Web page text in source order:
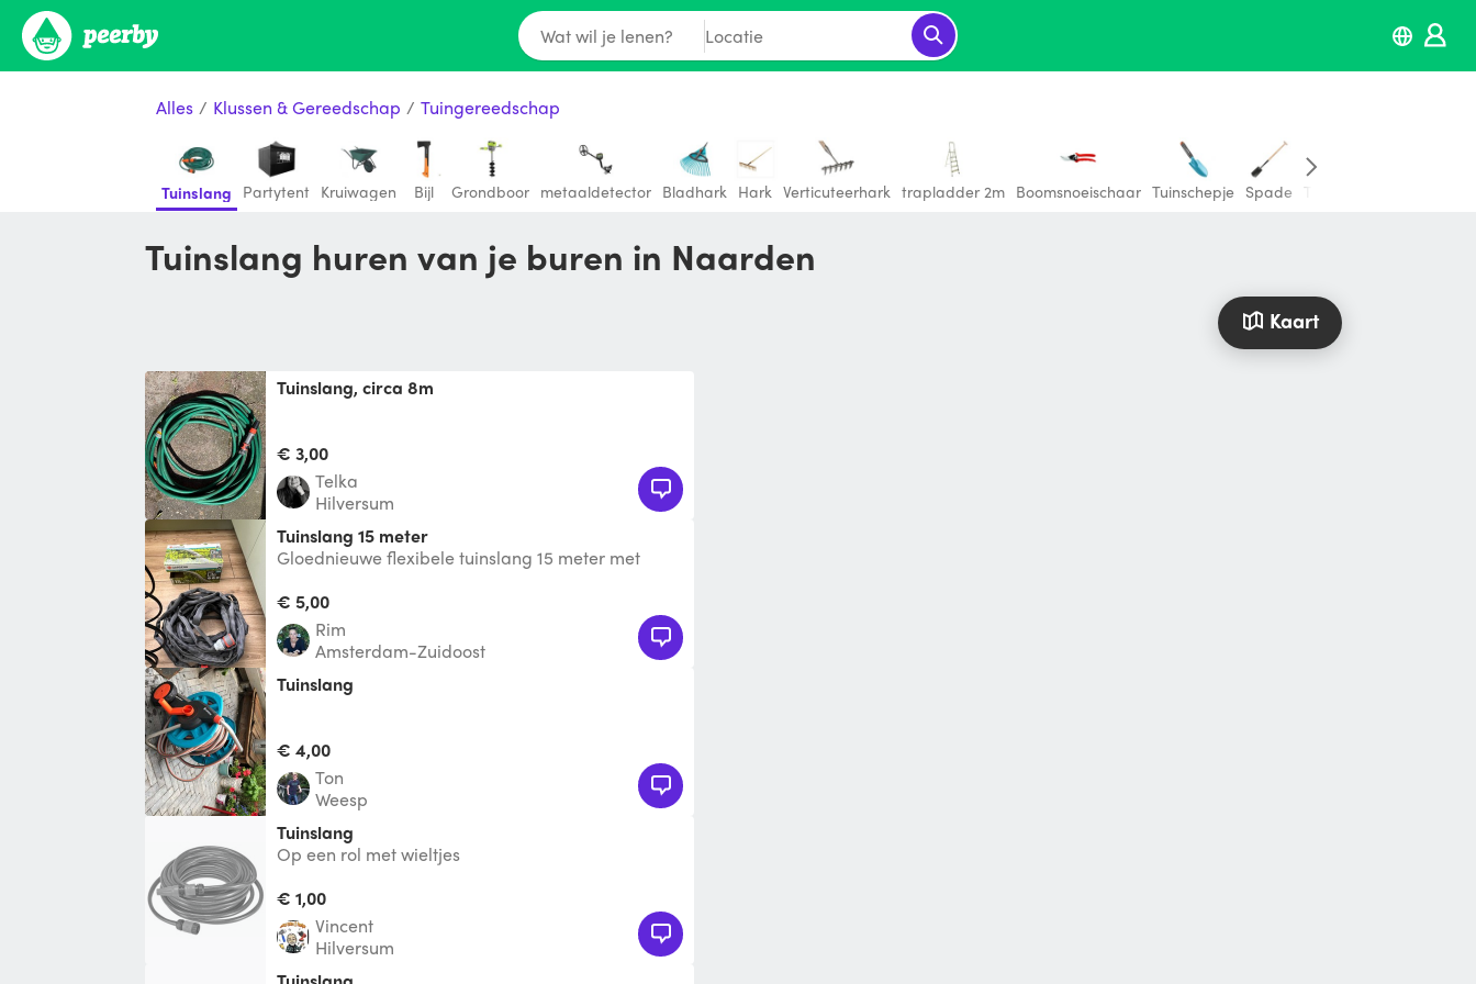
Wat wil je lenen? Locatie
Alles / Klussen & Gereedschap / Tuingereedschap
Tuinslang Partytent Kruiwagen Bijl Grondboor metaaldetector Bladhark Hark Verticuteerhark trapladder 2m Boomsnoeischaar Tuinschepje Spade Tuinsproeier
Tuinslang huren van je buren in Naarden
Kaart
Tuinslang, circa 8m
€ 3,00
Telka
Hilversum
Tuinslang 15 meter
Gloednieuwe flexibele tuinslang 15 meter met
€ 5,00
Rim
Amsterdam-Zuidoost
Tuinslang
€ 4,00
Ton
Weesp
Tuinslang
Op een rol met wieltjes
€ 1,00
Vincent
Hilversum